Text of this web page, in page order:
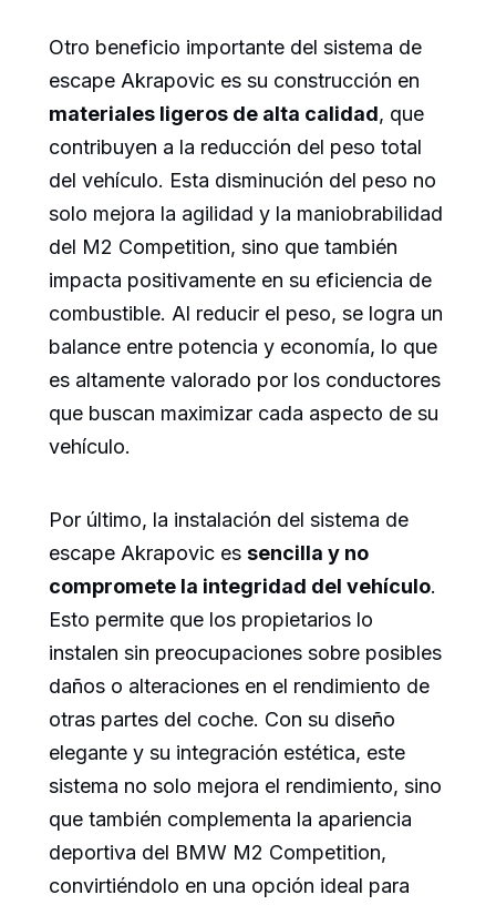
Otro beneficio importante del sistema de
escape Akrapovic es su construcción en
materiales ligeros de alta calidad, que
contribuyen a la reducción del peso total
del vehículo. Esta disminución del peso no
solo mejora la agilidad y la maniobrabilidad
del M2 Competition, sino que también
impacta positivamente en su eficiencia de
combustible. Al reducir el peso, se logra un
balance entre potencia y economía, lo que
es altamente valorado por los conductores
que buscan maximizar cada aspecto de su
vehículo.
Por último, la instalación del sistema de
escape Akrapovic es sencilla y no
compromete la integridad del vehículo.
Esto permite que los propietarios lo
instalen sin preocupaciones sobre posibles
daños o alteraciones en el rendimiento de
otras partes del coche. Con su diseño
elegante y su integración estética, este
sistema no solo mejora el rendimiento, sino
que también complementa la apariencia
deportiva del BMW M2 Competition,
convirtiéndolo en una opción ideal para